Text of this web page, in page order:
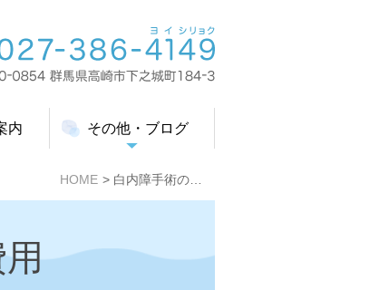
内 その他・ブログ
HOME 白内障手術の費用